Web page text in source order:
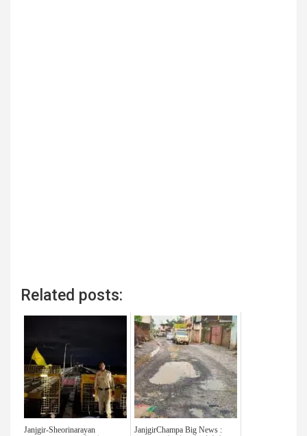
Related posts:
Janjgir-Sheorinarayan
JanjgirChampa Big News :